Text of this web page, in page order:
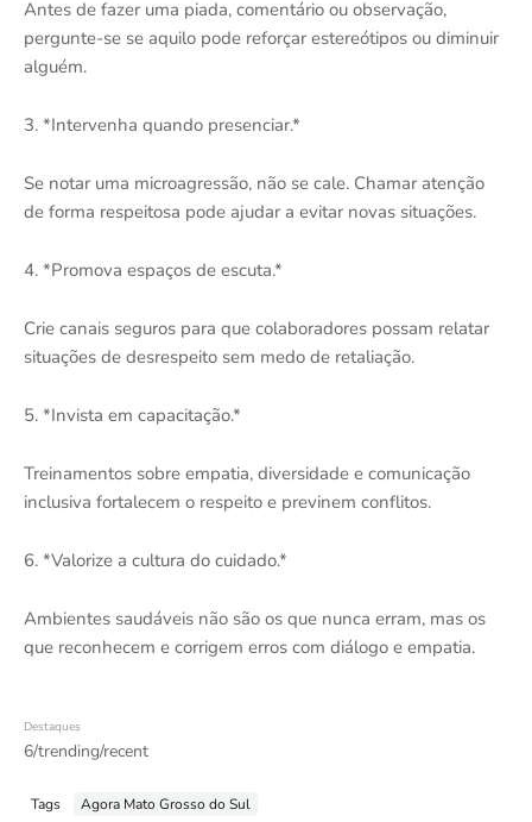
Antes de fazer uma piada, comentário ou observação,
pergunte-se se aquilo pode reforçar estereótipos ou diminuir
alguém.
3. *Intervenha quando presenciar.*
Se notar uma microagressão, não se cale. Chamar atenção
de forma respeitosa pode ajudar a evitar novas situações.
4. *Promova espaços de escuta.*
Crie canais seguros para que colaboradores possam relatar
situações de desrespeito sem medo de retaliação.
5. *Invista em capacitação.*
Treinamentos sobre empatia, diversidade e comunicação
inclusiva fortalecem o respeito e previnem conflitos.
6. *Valorize a cultura do cuidado.*
Ambientes saudáveis não são os que nunca erram, mas os
que reconhecem e corrigem erros com diálogo e empatia.
Destaques
6/trending/recent
Tags Agora Mato Grosso do Sul